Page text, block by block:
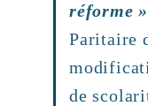
réforme »
Paritaire
de